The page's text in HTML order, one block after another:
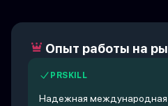
Опыт работы на
PRSKILL
Надежная международная